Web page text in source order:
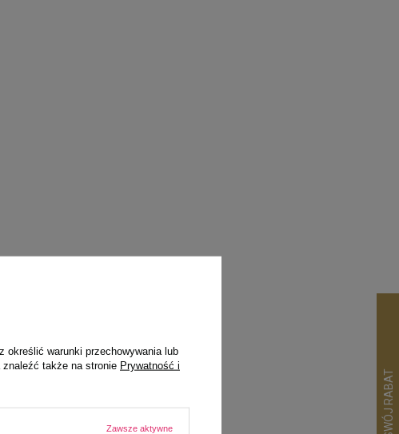
określić warunki przechowywania lub
znaleźć także na stronie Prywatność i
Zawsze aktywne